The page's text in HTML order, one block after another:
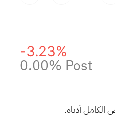
-3.23%
0.00% Post
الكامل أدناه.